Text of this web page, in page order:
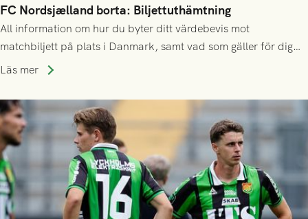
FC Nordsjælland borta: Biljettuthämtning
All information om hur du byter ditt värdebevis mot
matchbiljett på plats i Danmark, samt vad som gäller för dig
som står på reservlista eller fått förhinder.
Läs mer